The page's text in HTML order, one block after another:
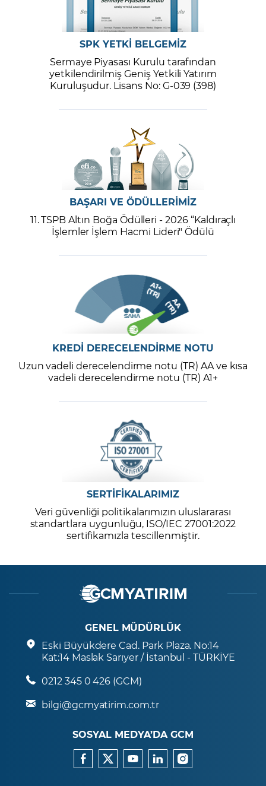
SPK YETKİ BELGEMİZ
Sermaye Piyasası Kurulu tarafından
yetkilendirilmiş Geniş Yetkili Yatırım
Kuruluşudur. Lisans No: G-039 (398)
BAŞARI VE ÖDÜLLERİMİZ
11. TSPB Altın Boğa Ödülleri - 2026 “Kaldıraçlı
İşlemler İşlem Hacmi Lideri" Ödülü
KREDİ DERECELENDİRME NOTU
Uzun vadeli derecelendirme notu (TR) AA ve kısa
vadeli derecelendirme notu (TR) A1+
SERTİFİKALARIMIZ
Veri güvenliği politikalarımızın uluslararası
standartlara uygunluğu, ISO/IEC 27001:2022
sertifikamızla tescillenmiştir.
GENEL MÜDÜRLÜK
Eski Büyükdere Cad. Park Plaza. No:14
Kat:14 Maslak Sarıyer / İstanbul - TÜRKİYE
0212 345 0 426 (GCM)
bilgi@gcmyatirim.com.tr
SOSYAL MEDYA’DA GCM